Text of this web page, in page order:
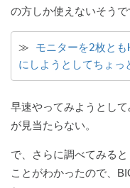
の方しか使えないそうで
≫ モニターを2枚と
にしようとしてちょっ
早速やってみようとし
が見当たらない。
で、さらに調べてみる
ことがわかったので、